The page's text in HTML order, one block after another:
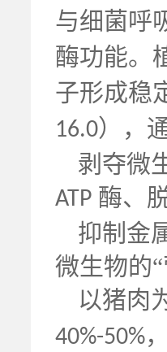
与细菌呼
酶功能。
子形成稳
16.0），
剥夺微
ATP 酶、
抑制金
微生物的
以猪肉
40%-50%